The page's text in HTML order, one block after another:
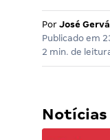
Por José
Publicado em
2 min. de